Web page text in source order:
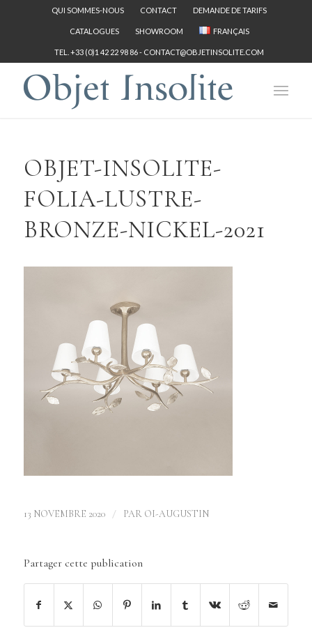
QUI SOMMES-NOUS CONTACT DEMANDE DE TARIFS
CATALOGUES SHOWROOM FRANÇAIS
TEL. +33 (0)1 42 22 98 86 - CONTACT@OBJETINSOLITE.COM
OBJET-INSOLITE-
FOLIA-LUSTRE-
BRONZE-NICKEL-2021
13 NOVEMBRE 2020 / PAR OI-AUGUSTIN
Partager cette publication